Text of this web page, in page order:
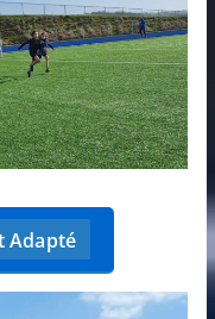
Adapté